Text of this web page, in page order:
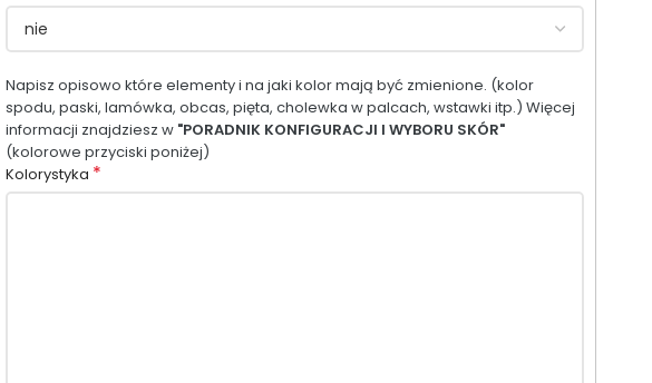
Napisz opisowo które elementy i na jaki kolor mają być zmienione. (kolor
spodu, paski, lamówka, obcas, pięta, cholewka w palcach, wstawki itp.) Więcej
informacji znajdziesz w "PORADNIK KONFIGURACJI I WYBORU SKÓR"
(kolorowe przyciski poniżej)
Kolorystyka *